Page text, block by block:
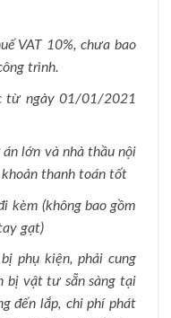
VAT 10%, chưa bao
trình.
ngày 01/01/2021
lớn và nhà thầu nội
thanh toán tốt
(không bao gồm
gạt)
phụ kiện, phải cung
bị vật tư sẵn sàng tại
đến lắp, chi phí phát